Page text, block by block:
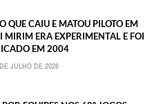
QUE CAIU E MATOU PILOTO EM
MIRIM ERA EXPERIMENTAL E FOI
EM 2004
JULHO DE 2026